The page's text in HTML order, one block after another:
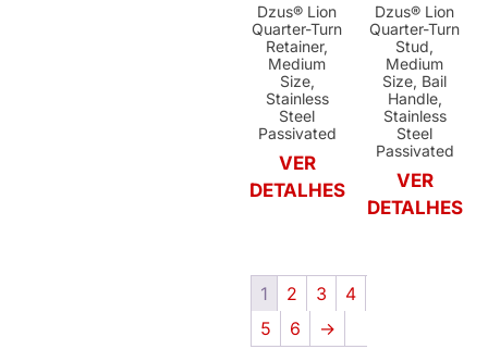
Dzus® Lion
Quarter-Turn
Retainer,
Medium
Size,
Stainless
Steel
Passivated
VER
DETALHES
Dzus® Lion
Quarter-Turn
Stud,
Medium
Size, Bail
Handle,
Stainless
Steel
Passivated
VER
DETALHES
1 2 3
4
5
6 →